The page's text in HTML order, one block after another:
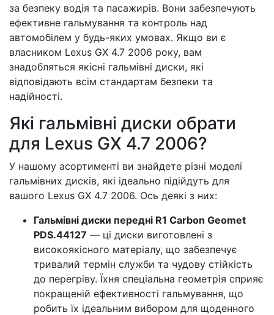
за безпеку водія та пасажирів. Вони забезпечують
ефективне гальмування та контроль над
автомобілем у будь-яких умовах. Якщо ви є
власником Lexus GX 4.7 2006 року, вам
знадобляться якісні гальмівні диски, які
відповідають всім стандартам безпеки та
надійності.
Які гальмівні диски обрати
для Lexus GX 4.7 2006?
У нашому асортименті ви знайдете різні моделі
гальмівних дисків, які ідеально підійдуть для
вашого Lexus GX 4.7 2006. Ось деякі з них:
Гальмівні диски передні R1 Carbon Geomet
PDS.44127 — ці диски виготовлені з
високоякісного матеріалу, що забезпечує
тривалий термін служби та чудову стійкість
до перегріву. Їхня спеціальна геометрія сприяє
покращеній ефективності гальмування, що
робить їх ідеальним вибором для щоденного